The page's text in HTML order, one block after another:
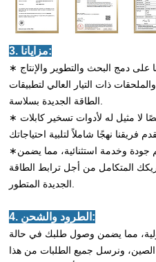
3. مزايانا:
∗ في شركتنا، نحن نفخر بقدرتنا على دمج البحث والتطوير والإنتاج
ذات التيار العالي لتطبيقات
∗ نقدم تخصيصًا لا مثيل له لأدوات تسخير كابلات OEM وموصلات كاملة
∗من البداية إلى النهاية، هدفنا هو تقديم جودة وخدمة استثنائية، مما يضمن
المتكامل من أجل ترابط الطاقة
4. الطرود والشحن:
مما يضمن وصول طلبك في حالة
الصين، ونرسل جميع الطلبات من هذا